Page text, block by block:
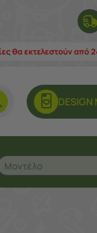
θα εκτελεστούν από
DESIGN